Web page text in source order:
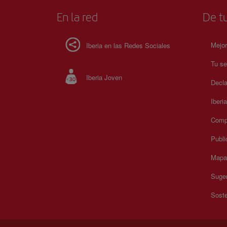
En la red
Iberia en las Redes Sociales
Iberia Joven
De
Tu